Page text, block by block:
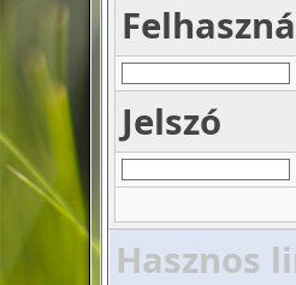
Jelszó
Hasznos